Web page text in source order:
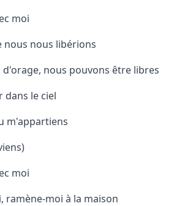
moi
nous nous libérions
d'orage, nous pouvons être libres
dans le ciel
m'appartiens
moi
ramène-moi à la maison